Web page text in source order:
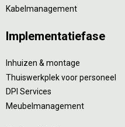
Kabelmanagement
Implementatiefase
Inhuizen & montage
Thuiswerkplek voor personeel
DPI Services
Meubelmanagement